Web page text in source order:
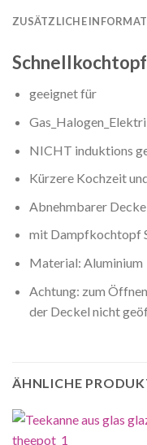
ZUSÄTZLICHE
Schnellkochtopf
geeignet für
NICHT induktions
Kürzere Kochzeit
Abnehmbarer
mit Dampfkochtopf
Material: Aluminium
Achtung: zum
der Deckel nicht
ÄHNLICHE